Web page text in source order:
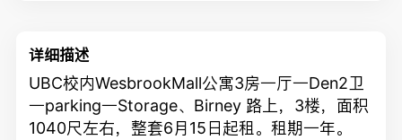
详细描述
UBC校内WesbrookMall公寓3房一厅一Den2卫
一parking一Storage、Birney 路上，3楼，面积
1040尺左右，整套6月15日起租。租期一年。